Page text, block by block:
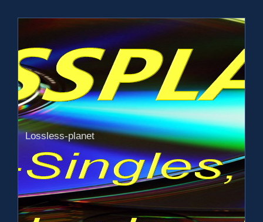
Lossless-planet